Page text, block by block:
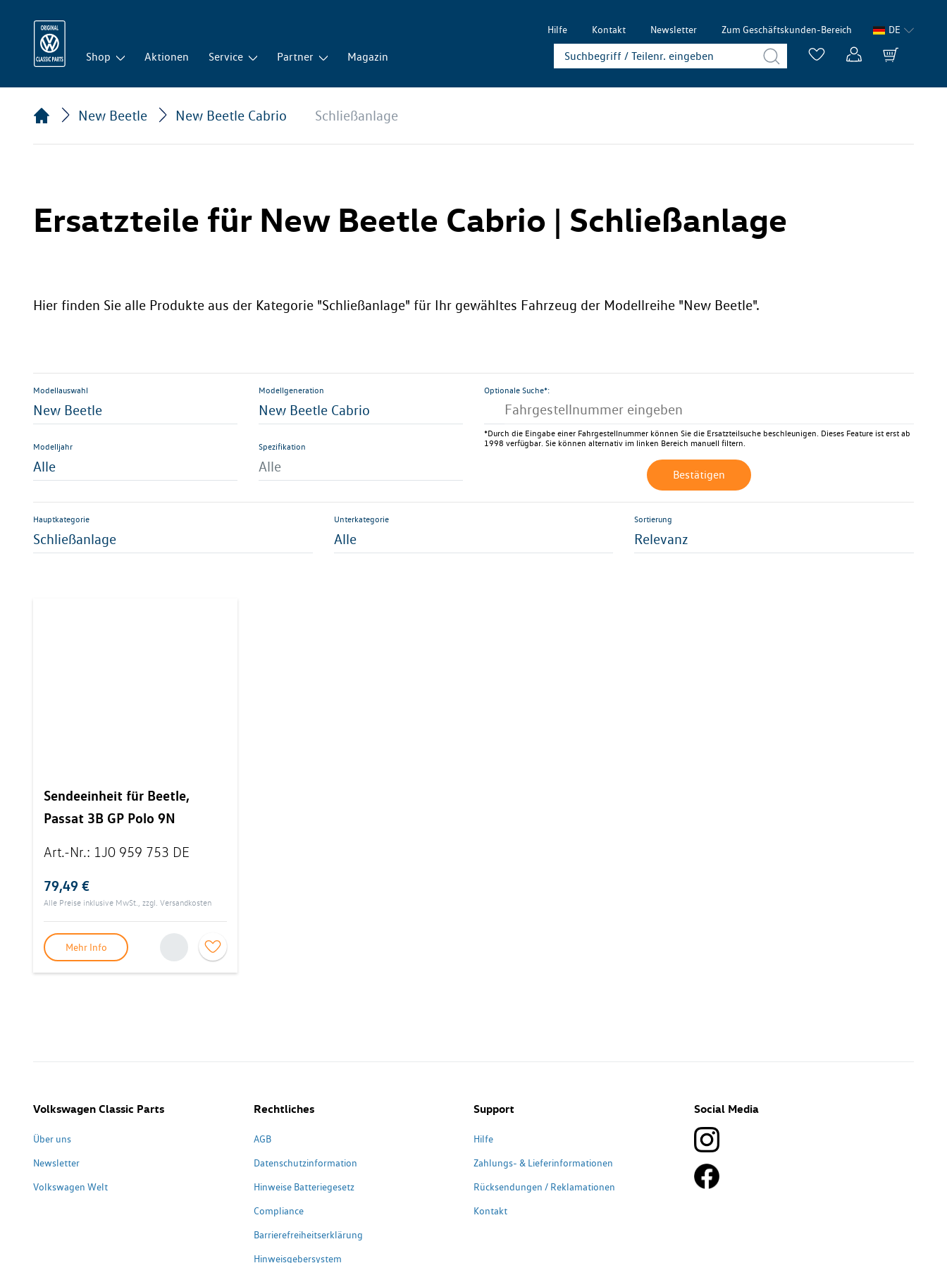
Hilfe Kontakt Newsletter Zum Geschäftskunden-Bereich DE
Shop Aktionen Service Partner Magazin
New Beetle New Beetle Cabrio Schließanlage
Ersatzteile für New Beetle Cabrio | Schließanlage
Hier finden Sie alle Produkte aus der Kategorie "Schließanlage" für Ihr gewähltes Fahrzeug der Modellreihe "New Beetle".
Modellauswahl
New Beetle
Modellgeneration
New Beetle Cabrio
Modelljahr
Alle
Spezifikation
Alle
Optionale Suche*:
*Durch die Eingabe einer Fahrgestellnummer können Sie die Ersatzteilsuche beschleunigen. Dieses Feature ist erst ab
1998 verfügbar. Sie können alternativ im linken Bereich manuell filtern.
Bestätigen
Hauptkategorie
Schließanlage
Unterkategorie
Alle
Sortierung
Relevanz
Sendeeinheit für Beetle,
Passat 3B GP Polo 9N
Art.-Nr.: 1J0 959 753 DE
79,49 €
Alle Preise inklusive MwSt., zzgl. Versandkosten
Mehr Info
Volkswagen Classic Parts
Über uns
Newsletter
Volkswagen Welt
Rechtliches
AGB
Datenschutzinformation
Hinweise Batteriegesetz
Compliance
Barrierefreiheitserklärung
Hinweisgebersystem
Support
Hilfe
Zahlungs- & Lieferinformationen
Rücksendungen / Reklamationen
Kontakt
Social Media